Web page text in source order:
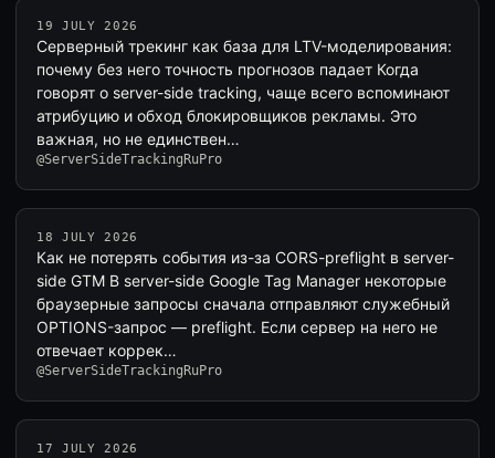
19 JULY 2026
Серверный трекинг как база для LTV-моделирования:
почему без него точность прогнозов падает Когда
говорят о server-side tracking, чаще всего вспоминают
атрибуцию и обход блокировщиков рекламы. Это
важная, но не единствен…
@ServerSideTrackingRuPro
18 JULY 2026
Как не потерять события из-за CORS-preflight в server-
side GTM В server-side Google Tag Manager некоторые
браузерные запросы сначала отправляют служебный
OPTIONS-запрос — preflight. Если сервер на него не
отвечает коррек…
@ServerSideTrackingRuPro
17 JULY 2026